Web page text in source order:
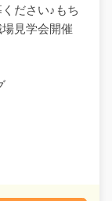
ださい♪もち
見学会開催